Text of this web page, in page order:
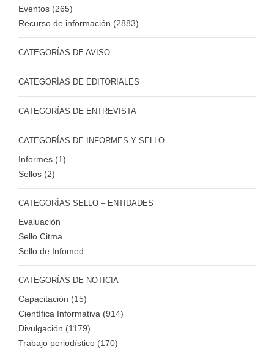
Eventos (265)
Recurso de información (2883)
CATEGORÍAS DE AVISO
CATEGORÍAS DE EDITORIALES
CATEGORÍAS DE ENTREVISTA
CATEGORÍAS DE INFORMES Y SELLO
Informes (1)
Sellos (2)
CATEGORÍAS SELLO – ENTIDADES
Evaluación
Sello Citma
Sello de Infomed
CATEGORÍAS DE NOTICIA
Capacitación (15)
Científica Informativa (914)
Divulgación (1179)
Trabajo periodístico (170)